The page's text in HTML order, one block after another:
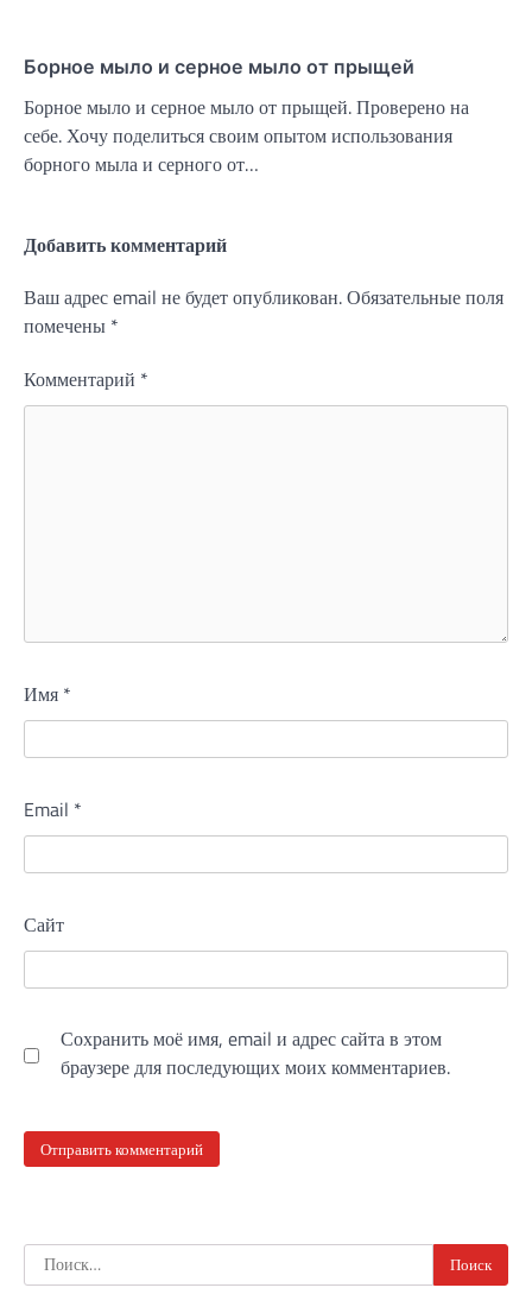
Борное мыло и серное мыло от прыщей
Борное мыло и серное мыло от прыщей. Проверено на
себе. Хочу поделиться своим опытом использования
борного мыла и серного от…
Добавить комментарий
Ваш адрес email не будет опубликован.Обязательные поля
помечены *
Комментарий *
Имя *
Email *
Сайт
Сохранить моё имя, email и адрес сайта в этом
браузере для последующих моих комментариев.
Найти: